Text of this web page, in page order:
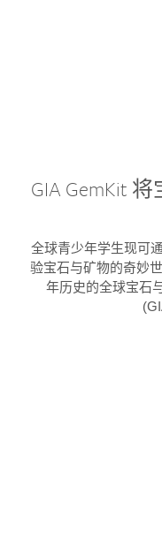
GIA GemKit
全球青少年学生现可
验宝石与矿物的奇妙
年历史的全球宝石